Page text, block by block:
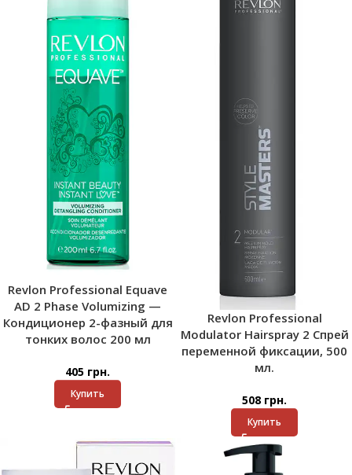
Revlon Professional Equave
AD 2 Phase Volumizing —
Кондиционер 2-фазный для
тонких волос 200 мл
405 грн.
Купить
Revlon Professional
Modulator Hairspray 2 Спрей
переменной фиксации, 500
мл.
508 грн.
Купить